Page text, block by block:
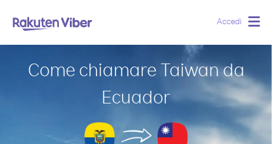
Accedi
Come chiamare Taiwan da
Ecuador